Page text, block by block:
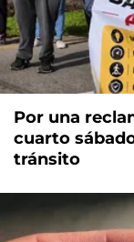
Por una
cuarto
tránsito